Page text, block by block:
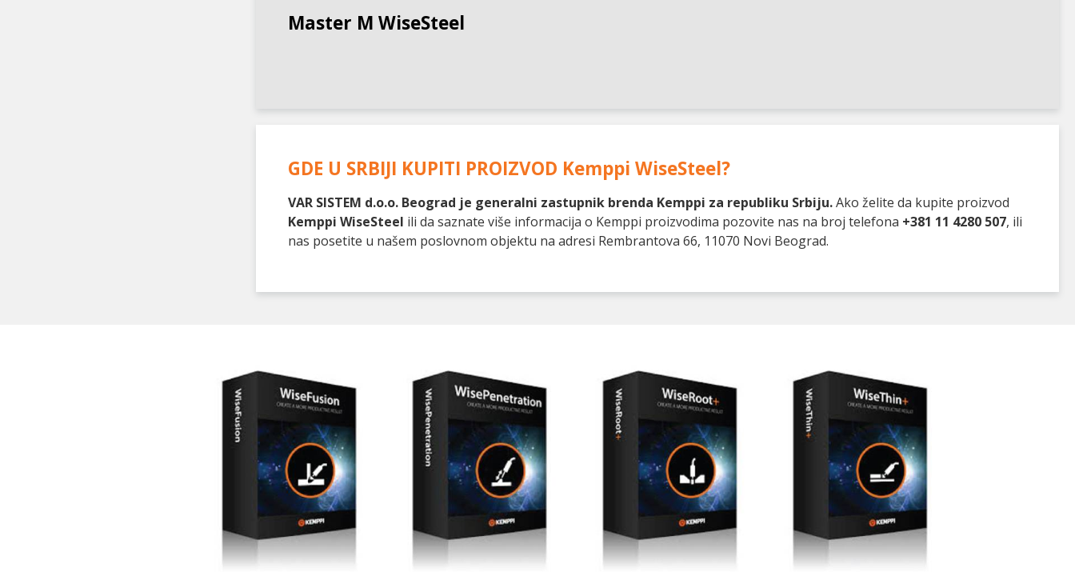
Master M WiseSteel
GDE U SRBIJI KUPITI PROIZVOD Kemppi WiseSteel?
VAR SISTEM d.o.o. Beograd je generalni zastupnik brenda Kemppi za republiku Srbiju.Ako želite da kupite proizvod
Kemppi WiseSteel ili da saznate više informacija o Kemppi proizvodima pozovite nas na broj telefona +381 11 4280 507, ili
nas posetite u našem poslovnom objektu na adresi Rembrantova 66, 11070 Novi Beograd.